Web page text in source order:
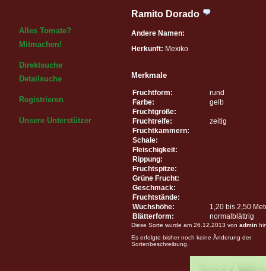
Alles Tomate?
Mitmachen!
Direktsuche
Detailsuche
Registrieren
Unsere Unterstützer
Ramito Dorado
Andere Namen:
Herkunft: Mexiko
Merkmale
Fruchtform:
rund
Farbe:
gelb
Fruchtgröße:
Fruchtreife:
zeitig
Fruchtkammern:
Schale:
Fleischigkeit:
Rippung:
Fruchtspitze:
Grüne Frucht:
Geschmack:
Fruchtstände:
Wuchshöhe:
1,20 bis 2,50
Blätterform:
normalblättrig
Diese Sorte wurde am 26.12.2013 von admin
Es erfolgte bisher noch keine Änderung der
Sortenbeschreibung.